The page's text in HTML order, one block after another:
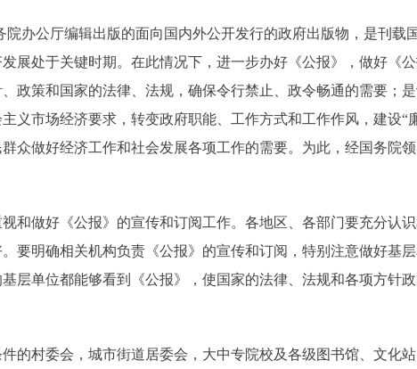
公厅编辑出版的面向国内外公开发行的政府出版物，是刊载
展处于关键时期。在此情况下，进一步办好《公报》，做好《
政策和国家的法律、法规，确保令行禁止、政令畅通的需要；
义市场经济要求，转变政府职能、工作方式和工作作风，建设“
众做好经济工作和社会发展各项工作的需要。为此，经国务院
做好《公报》的宣传和订阅工作。各地区、各部门要充分认
要明确相关机构负责《公报》的宣传和订阅，特别注意做好基
层单位都能够看到《公报》，使国家的法律、法规和各项方针
村委会，城市街道居委会，大中专院校及各级图书馆、文化